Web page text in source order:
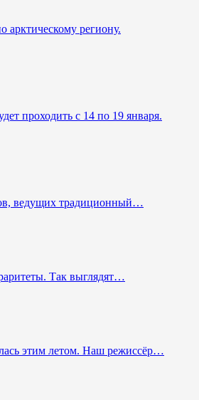
арктическому региону.
проходить с 14 по 19 января.
ведущих традиционный…
Так выглядят…
этим летом. Наш режиссёр…